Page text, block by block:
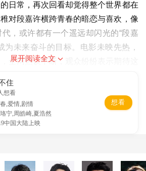
日常，再次回看却觉得整个世界都在
对段嘉许横跨青春的暗恋与喜欢，像
，或许都有一个遥远却闪光的“段嘉
为未来奋斗的目标。电影未映先热，
全网热议不断，观众纷纷表示期待这
上映。那些藏在日记本里的小心思，
写的聊天记录，那些全世界都看得出
得很好的喜欢，终于要在大银幕上，
创团队皆为新人，全员洋溢着只有少
顾的真诚——像夏天的风，热烈、直
导演张裕笛，第37届金鸡奖最佳导
展开阅读全文
住
想看
,爱情,剧情
宁,周皓崎,夏浩然
中国大陆上映
想看